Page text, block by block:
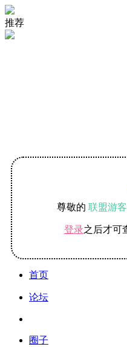
推荐
当转盘游戏遇上TK 创意
网友也疯狂 国外网友花式
#单身暴击# 国外情侣搞笑
脚底猜字游戏 JUST GUESS!
尊敬的 联盟游客
登录之后才可
首页
论坛
圈子